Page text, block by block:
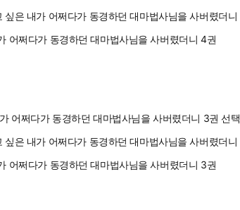
어쩌다가 동경하던 대마법사님을 사버렸더니 4권
어쩌다가 동경하던 대마법사님을 사버렸더니 3권 선택
어쩌다가 동경하던 대마법사님을 사버렸더니 3권